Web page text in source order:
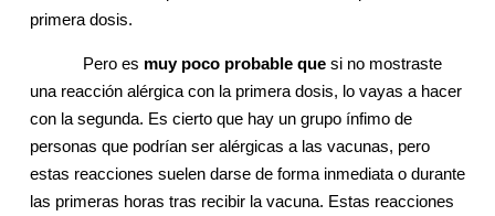
primera dosis.
Pero es muy poco probable que si no mostraste
una reacción alérgica con la primera dosis, lo vayas a hacer
con la segunda. Es cierto que hay un grupo ínfimo de
personas que podrían ser alérgicas a las vacunas, pero
estas reacciones suelen darse de forma inmediata o durante
las primeras horas tras recibir la vacuna. Estas reacciones